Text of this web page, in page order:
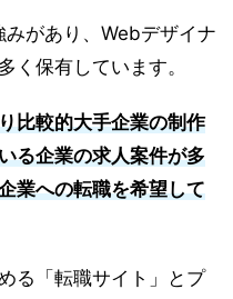
があり、Webデザイナ
く保有しています。
比較的大手企業の制作
る企業の求人案件が多
業への転職を希望して
る「転職サイト」とプ